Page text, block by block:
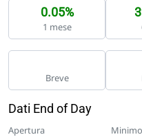
0.05%
1 mese
Breve
Dati End of Day
Apertura Minimo